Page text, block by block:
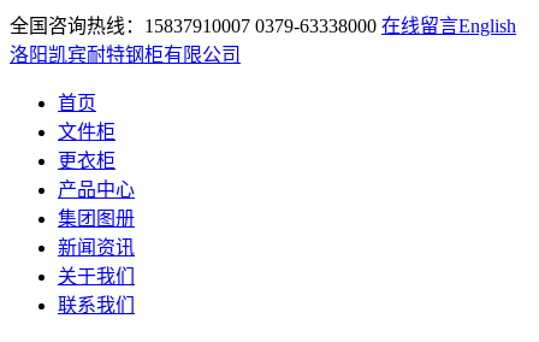
全国咨询热线：15837910007 0379-63338000 在线留言English
洛阳凯宾耐特钢柜有限公司
首页
文件柜
更衣柜
产品中心
集团图册
新闻资讯
关于我们
联系我们